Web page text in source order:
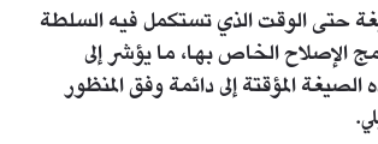
حتى الوقت الذي تستكمل فيه السلطة
الإصلاح الخاص بها، ما يؤشر إلى
المؤقتة إلى دائمة وفق المنظور